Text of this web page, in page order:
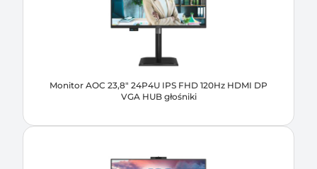
Monitor AOC 23,8" 24P4U IPS FHD 120Hz HDMI DP
VGA HUB głośniki